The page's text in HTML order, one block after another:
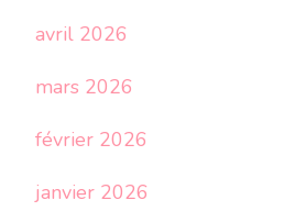
avril 2026
mars 2026
février 2026
janvier 2026